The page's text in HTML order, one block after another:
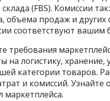
склада (FBS). Комиссии
объема продаж и других
соответствуют
требования
на логистику,
категории товаров.
и комиссий.
маркетплейса.